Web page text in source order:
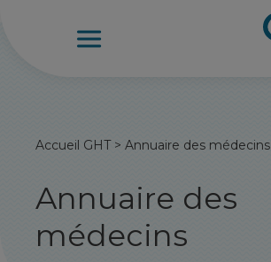
Accueil GHT >Annuaire des médecins
Annuaire des
médecins